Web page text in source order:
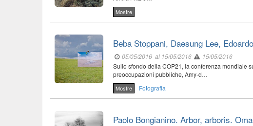
Mostre
Beba Stoppani, Daesung Lee,
05/05/2016 al 15/05/2016
15/05/2016
Sullo sfondo della COP21, la conferenza mondiale
preoccupazioni pubbliche, Amy-d…
Mostre Fotografia
Paolo Bongianino. Arbor, arboris.